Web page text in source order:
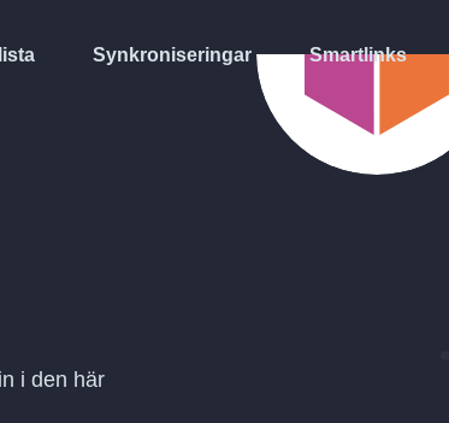
Synkroniseringar Smartlinks
i den här